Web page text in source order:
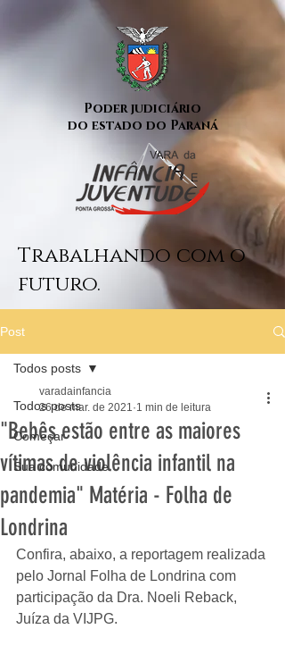
Poder judiciário
do estado do Paraná
Trabalhando com o
futuro.
Post
Todos posts
Começar
Sua comunidade
Todos posts
"Bebês estão entre as maiores
vítimas de violência infantil na
pandemia" Matéria - Folha de
Londrina
varadainfancia
26 de mar. de 2021 1 min de leitura
Confira, abaixo, a reportagem realizada
pelo Jornal Folha de Londrina com
participação da Dra. Noeli Reback,
Juíza da VIJPG.